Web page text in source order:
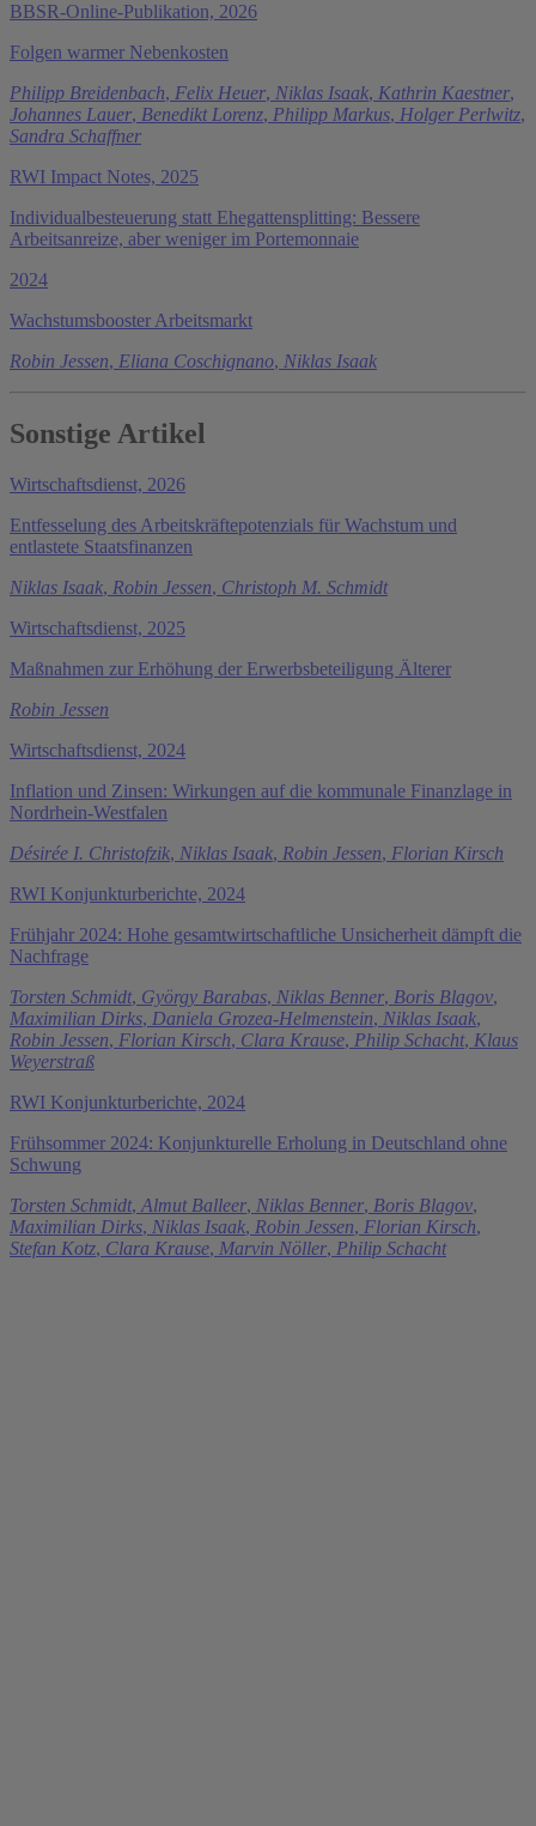
BBSR-Online-Publikation, 2026
Folgen warmer Nebenkosten
Philipp Breidenbach, Felix Heuer, Niklas Isaak, Kathrin Kaestner,
Johannes Lauer, Benedikt Lorenz, Philipp Markus, Holger Perlwitz,
Sandra Schaffner
RWI Impact Notes, 2025
Individualbesteuerung statt Ehegattensplitting: Bessere
Arbeitsanreize, aber weniger im Portemonnaie
2024
Wachstumsbooster Arbeitsmarkt
Robin Jessen, Eliana Coschignano, Niklas Isaak
Sonstige Artikel
Wirtschaftsdienst, 2026
Entfesselung des Arbeitskräftepotenzials für Wachstum und
entlastete Staatsfinanzen
Niklas Isaak, Robin Jessen, Christoph M. Schmidt
Wirtschaftsdienst, 2025
Maßnahmen zur Erhöhung der Erwerbsbeteiligung Älterer
Robin Jessen
Wirtschaftsdienst, 2024
Inflation und Zinsen: Wirkungen auf die kommunale Finanzlage in
Nordrhein-Westfalen
Désirée I. Christofzik, Niklas Isaak, Robin Jessen, Florian Kirsch
RWI Konjunkturberichte, 2024
Frühjahr 2024: Hohe gesamtwirtschaftliche Unsicherheit dämpft die
Nachfrage
Torsten Schmidt, György Barabas, Niklas Benner, Boris Blagov,
Maximilian Dirks, Daniela Grozea-Helmenstein, Niklas Isaak,
Robin Jessen, Florian Kirsch, Clara Krause, Philip Schacht, Klaus
Weyerstraß
RWI Konjunkturberichte, 2024
Frühsommer 2024: Konjunkturelle Erholung in Deutschland ohne
Schwung
Torsten Schmidt, Almut Balleer, Niklas Benner, Boris Blagov,
Maximilian Dirks, Niklas Isaak, Robin Jessen, Florian Kirsch,
Stefan Kotz, Clara Krause, Marvin Nöller, Philip Schacht